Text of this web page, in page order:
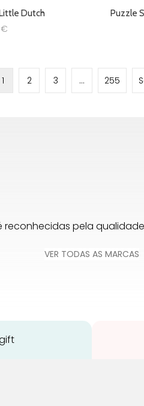
Dutch
€
Puzzle
1 2 3 … 255
reconhecidas pela
VER TODAS AS MARCAS